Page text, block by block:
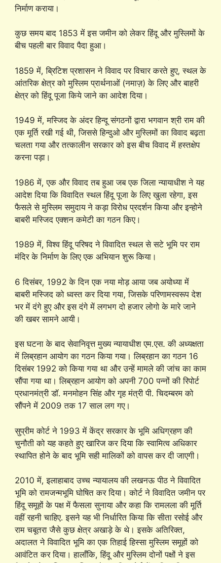
निर्माण कराया।
कुछ समय बाद 1853 में इस जमीन को लेकर हिंदू और मुस्लिमों के
बीच पहली बार विवाद पैदा हुआ।
1859 में, ब्रिटिश प्रशासन ने विवाद पर विचार करते हुए, स्थल के
आंतरिक क्षेत्र को मुस्लिम प्रार्थनाओं (नमाज़) के लिए और बाहरी
क्षेत्र को हिंदू पूजा किये जाने का आदेश दिया।
1949 में, मस्जिद के अंदर हिन्दू संगठनों द्वारा भगवान श्री राम की
एक मूर्ति रखी गई थी, जिससे हिन्दुओ और मुस्लिमों का विवाद बढ़ता
चलता गया और तत्कालीन सरकार को इस बीच विवाद में हस्तक्षेप
करना पड़ा।
1986 में, एक और विवाद तब हुआ जब एक जिला न्यायाधीश ने यह
आदेश दिया कि विवादित स्थल हिंदू पूजा के लिए खुला रहेगा, इस
फैसले से मुस्लिम समुदाय ने कड़ा विरोध प्रदर्शन किया और इन्होने
बाबरी मस्जिद एक्शन कमेटी का गठन किए।
1989 में, विश्व हिंदू परिषद ने विवादित स्थल से सटे भूमि पर राम
मंदिर के निर्माण के लिए एक अभियान शुरू किया।
6 दिसंबर, 1992 के दिन एक नया मोड़ आया जब अयोध्या में
बाबरी मस्जिद को ध्वस्त कर दिया गया, जिसके परिणामस्वरूप देश
भर में दंगे हुए और इस दंगे में लगभग दो हजार लोगो के मारे जाने
की खबर सामने आयी।
इस घटना के बाद सेवानिवृत्त मुख्य न्यायाधीश एम.एस. की अध्यक्षता
में लिब्रहान आयोग का गठन किया गया। लिब्रहान का गठन 16
दिसंबर 1992 को किया गया था और उन्हें मामले की जांच का काम
सौंपा गया था। लिब्रहान आयोग को अपनी 700 पन्नों की रिपोर्ट
प्रधानमंत्री डॉ. मनमोहन सिंह और गृह मंत्री पी. चिदम्बरम को
सौंपने में 2009 तक 17 साल लग गए।
सुप्रीम कोर्ट ने 1993 में केंद्र सरकार के भूमि अधिग्रहण की
चुनौती को यह कहते हुए खारिज कर दिया कि स्वामित्व अधिकार
स्थापित होने के बाद भूमि सही मालिकों को वापस कर दी जाएगी।
2010 में, इलाहाबाद उच्च न्यायालय की लखनऊ पीठ ने विवादित
भूमि को रामजन्मभूमि घोषित कर दिया। कोर्ट ने विवादित जमीन पर
हिंदू समूहों के पक्ष में फैसला सुनाया और कहा कि रामलला की मूर्ति
वहीं रहनी चाहिए. इसने यह भी निर्धारित किया कि सीता रसोई और
राम चबूतरा जैसे कुछ क्षेत्र अखाड़े के थे। इसके अतिरिक्त,
अदालत ने विवादित भूमि का एक तिहाई हिस्सा मुस्लिम समूहों को
आवंटित कर दिया। हालाँकि, हिंदू और मुस्लिम दोनों पक्षों ने इस